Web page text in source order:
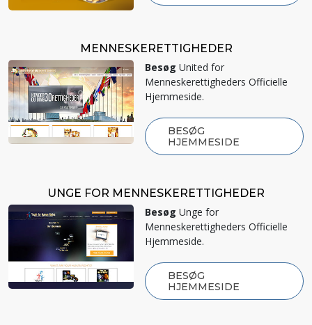
MENNESKE­RETTIGHEDER
Besøg United for
Menneskerettigheders Officielle
Hjemmeside.
BESØG
HJEMMESIDE
UNGE FOR MENNESKERETTIGHEDER
Besøg Unge for
Menneskerettigheders Officielle
Hjemmeside.
BESØG
HJEMMESIDE